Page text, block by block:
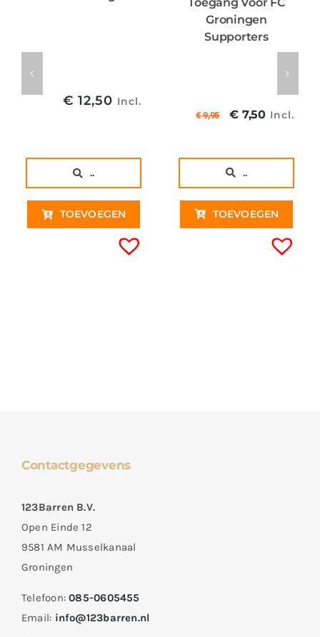
€ 12,50 Incl.
..
TOEVOEGEN
Groningen
Supporters
€9,95
€ 9,95€ 8,22.
€ 7,50 Incl.
..
TOEVOEGEN
Contactgegevens
123Barren B.V.
Open Einde 12
9581 AM Musselkanaal
Groningen
Telefoon:085-0605455
Email: info@123barren.nl